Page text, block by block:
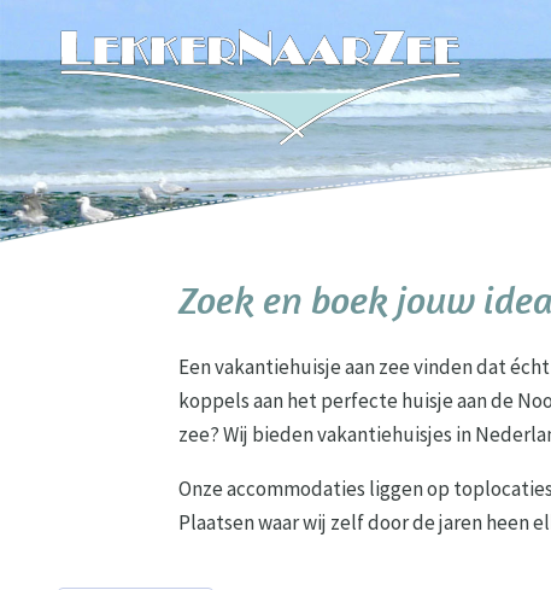
Zoek en boek jouw
Een vakantiehuisje aan zee vinden dat
koppels aan het perfecte huisje aan de
zee? Wij bieden vakantiehuisjes in
Onze accommodaties liggen op
Plaatsen waar wij zelf door de jaren heen